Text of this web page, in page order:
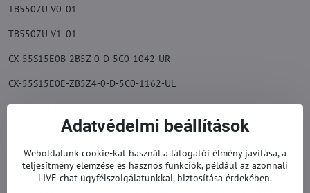
TB5507U V0_01
TB5507U V1_01
CX-55S15E0B-2B5Z-0-D-5C0-1042-UR
CX-55S15E0E-ZB5Z4-0-D-5C0-1162-UL
Az eredeti helyettesítésére.
TV háttérvilágítás garanciával.
Ezekhez a modellekhez alkalmas:
PANASONIC TX-55CX670E, PANASONIC TX-55CX680E, PANASONIC TX-
55CX700B, PANASONIC TX-55CX700E, PANASONIC TX-55CX720,
Adatvédelmi beállítások
Weboldalunk cookie-kat használ a látogatói élmény javítása, a
teljesítmény elemzése és hasznos funkciók, például az azonnali
LIVE chat ügyfélszolgálatunkkal, biztosítása érdekében.